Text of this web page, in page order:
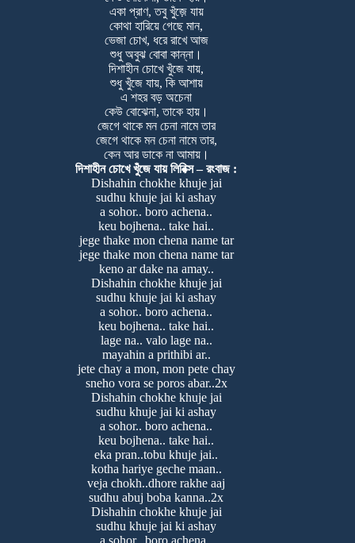
একা প্রাণ, তবু খুঁজ়ে যায়
কোথা হারিয়ে গেছে মান,
ভেজা চোখ, ধরে রাখে আজ
শুধু অবুঝ বোবা কান্না।
দিশাহীন চোখে খুঁজে যায়,
শুধু খুঁজে যায়, কি আশায়
এ শহর বড় অচেনা
কেউ বোঝেনা, তাকে হায়।
জেগে থাকে মন চেনা নামে তার
জেগে থাকে মন চেনা নামে তার,
কেন আর ডাকে না আমায়।
দিশাহীন চোখে খুঁজে যায় লিরিক্স – রংবাজ :
Dishahin chokhe khuje jai
sudhu khuje jai ki ashay
a sohor.. boro achena..
keu bojhena.. take hai..
jege thake mon chena name tar
jege thake mon chena name tar
keno ar dake na amay..
Dishahin chokhe khuje jai
sudhu khuje jai ki ashay
a sohor.. boro achena..
keu bojhena.. take hai..
lage na.. valo lage na..
mayahin a prithibi ar..
jete chay a mon, mon pete chay
sneho vora se poros abar..2x
Dishahin chokhe khuje jai
sudhu khuje jai ki ashay
a sohor.. boro achena..
keu bojhena.. take hai..
eka pran..tobu khuje jai..
kotha hariye geche maan..
veja chokh..dhore rakhe aaj
sudhu abuj boba kanna..2x
Dishahin chokhe khuje jai
sudhu khuje jai ki ashay
a sohor.. boro achena..